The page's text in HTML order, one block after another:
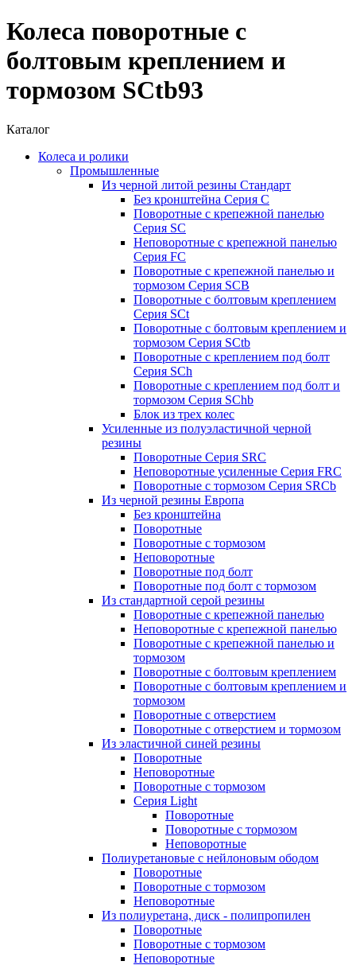
Колеса поворотные с
болтовым креплением и
тормозом SCtb93
Каталог
Колеса и ролики
Промышленные
Из черной литой резины Стандарт
Без кронштейна Серия С
Поворотные с крепежной панелью
Серия SC
Неповоротные с крепежной панелью
Серия FC
Поворотные с крепежной панелью и
тормозом Серия SCB
Поворотные с болтовым креплением
Серия SCt
Поворотные с болтовым креплением и
тормозом Серия SCtb
Поворотные с креплением под болт
Серия SCh
Поворотные с креплением под болт и
тормозом Серия SChb
Блок из трех колес
Усиленные из полуэластичной черной
резины
Поворотные Серия SRC
Неповоротные усиленные Серия FRC
Поворотные с тормозом Серия SRCb
Из черной резины Европа
Без кронштейна
Поворотные
Поворотные с тормозом
Неповоротные
Поворотные под болт
Поворотные под болт с тормозом
Из стандартной серой резины
Поворотные с крепежной панелью
Неповоротные с крепежной панелью
Поворотные с крепежной панелью и
тормозом
Поворотные с болтовым креплением
Поворотные с болтовым креплением и
тормозом
Поворотные с отверстием
Поворотные с отверстием и тормозом
Из эластичной синей резины
Поворотные
Неповоротные
Поворотные с тормозом
Серия Light
Поворотные
Поворотные с тормозом
Неповоротные
Полиуретановые с нейлоновым ободом
Поворотные
Поворотные с тормозом
Неповоротные
Из полиуретана, диск - полипропилен
Поворотные
Поворотные с тормозом
Неповоротные